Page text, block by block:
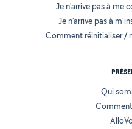
Je n'arrive pas à me
Je n'arrive pas à
Comment réinitialiser /
Qui